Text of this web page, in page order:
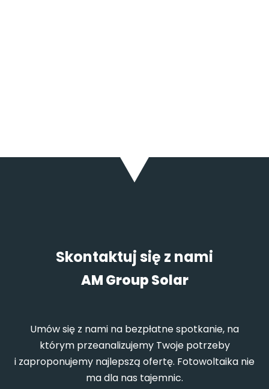
Skontaktuj się z nami
AM Group Solar
Umów się z nami na bezpłatne spotkanie, na
którym przeanalizujemy Twoje potrzeby
i zaproponujemy najlepszą ofertę. Fotowoltaika nie
ma dla nas tajemnic.